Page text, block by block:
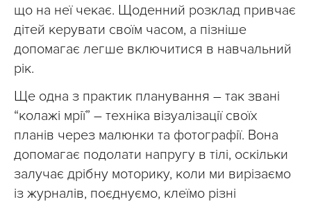
що на неї чекає. Щоденний розклад привчає
дітей керувати своїм часом, а пізніше
допомагає легше включитися в навчальний
рік.
Ще одна з практик планування – так звані
“колажі мрії” – техніка візуалізації своїх
планів через малюнки та фотографії. Вона
допомагає подолати напругу в тілі, оскільки
залучає дрібну моторику, коли ми вирізаємо
із журналів, поєднуємо, клеїмо різні